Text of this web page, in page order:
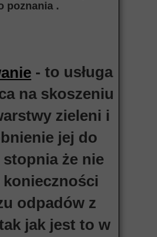
poznania .
- to usługa
na skoszeniu
zieleni i
jej do
że nie
konieczności
odpadów z
jak jest to w